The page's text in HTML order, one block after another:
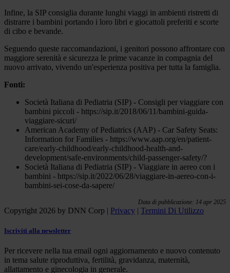
Infine, la SIP consiglia durante lunghi viaggi in ambienti ristretti di
distrarre i bambini portando i loro libri e giocattoli preferiti e scorte
di cibo e bevande.
Seguendo queste raccomandazioni, i genitori possono affrontare con
maggiore serenità e sicurezza le prime vacanze in compagnia del
nuovo arrivato, vivendo un'esperienza positiva per tutta la famiglia.
Fonti:
Società Italiana di Pediatria (SIP) - Consigli per viaggiare con
bambini piccoli - https://sip.it/2018/06/11/bambini-guida-
viaggiare-sicuri/
American Academy of Pediatrics (AAP) - Car Safety Seats:
Information for Families - https://www.aap.org/en/patient-
care/early-childhood/early-childhood-health-and-
development/safe-environments/child-passenger-safety/?
Società Italiana di Pediatria (SIP) - Viaggiare in aereo con i
bambini - https://sip.it/2022/06/28/viaggiare-in-aereo-con-i-
bambini-sei-cose-da-sapere/
Data di pubblicazione: 14 apr 2025
Copyright 2026 by DNN Corp | Privacy | Termini Di Utilizzo
Iscriviti alla newsletter
Per ricevere nella tua email ogni aggiornamento e nuovo contenuto
in tema salute riproduttiva, fertilità, gravidanza, maternità,
allattamento e ginecologia in generale.